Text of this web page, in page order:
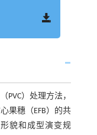
）处理方法，
果穗（EFB）的共
貌和成型演变规